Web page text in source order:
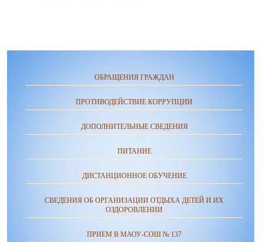
ОБРАЩЕНИЯ ГРАЖДАН
ПРОТИВОДЕЙСТВИЕ КОРРУПЦИИ
ДОПОЛНИТЕЛЬНЫЕ СВЕДЕНИЯ
ПИТАНИЕ
ДИСТАНЦИОННОЕ ОБУЧЕНИЕ
СВЕДЕНИЯ ОБ ОРГАНИЗАЦИИ ОТДЫХА ДЕТЕЙ И ИХ
ОЗДОРОВЛЕНИИ
ПРИЕМ В МАОУ-СОШ № 137